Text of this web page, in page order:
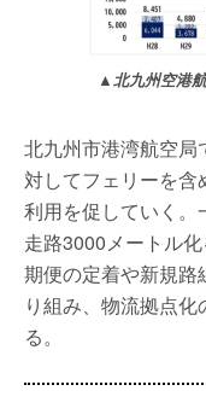
▲北九州空港
北九州市港湾航空局
対してフェリーを
利用を促していく。
走路3000メートル
期便の定着や新規路
り組み、物流拠点
る。